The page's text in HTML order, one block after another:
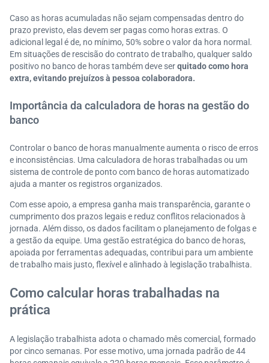
Caso as horas acumuladas não sejam compensadas dentro do
prazo previsto, elas devem ser pagas como horas extras. O
adicional legal é de, no mínimo, 50% sobre o valor da hora normal.
Em situações de rescisão do contrato de trabalho, qualquer saldo
positivo no banco de horas também deve serquitado como hora
extra, evitando prejuízos à pessoa colaboradora.
Importância da calculadora de horas na gestão do
banco
Controlar o banco de horas manualmente aumenta o risco de erros
e inconsistências. Uma calculadora de horas trabalhadas ou um
sistema de controle de ponto com banco de horas automatizado
ajuda a manter os registros organizados.
Com esse apoio, a empresa ganha mais transparência, garante o
cumprimento dos prazos legais e reduz conflitos relacionados à
jornada. Além disso, os dados facilitam o planejamento de folgas e
a gestão da equipe. Uma gestão estratégica do banco de horas,
apoiada por ferramentas adequadas, contribui para um ambiente
de trabalho mais justo, flexível e alinhado à legislação trabalhista.
Como calcular horas trabalhadas na
prática
A legislação trabalhista adota o chamado mês comercial, formado
por cinco semanas. Por esse motivo, uma jornada padrão de 44